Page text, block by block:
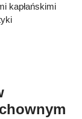
kapłańskimi